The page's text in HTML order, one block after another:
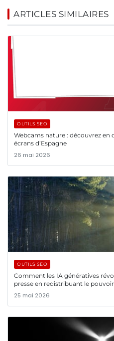
ARTICLES SIMILAIRES
OUTILS SEO
Webcams nature : découvrez en
écrans d’Espagne
26 mai 2026
OUTILS SEO
Comment les IA génératives
presse en redistribuant le pouvoir
25 mai 2026